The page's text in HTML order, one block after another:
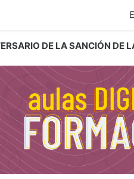
DE LA SANCIÓN DE